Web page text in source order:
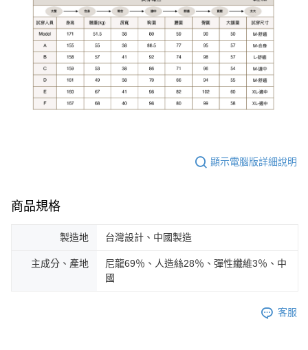
顯示電腦版詳細說明
商品規格
製造地 台灣設計、中國製造
主成分、產地
尼龍69％、人造絲28％、彈性纖維3％、中
國
客服